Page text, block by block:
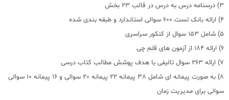
3) درسنامه درس به درس در قالب 23 بخش
4) ارائه بانک تست 600 سوالی استاندارد و طبقه بندی شده
5) شامل 153 سوال از کنکور سراسری
6) ارائه 184 از آزمون های قلم چی
7) ارائه 263 سوال تالیفی با هدف پوشش مطالب کتاب درسی
8) به صورت پیمانه ای شامل 38 پیمانه 22 پیمانه 20 سوالی و 16 پیمانه 10 سوالی
سوالی برای مدیریت زمان